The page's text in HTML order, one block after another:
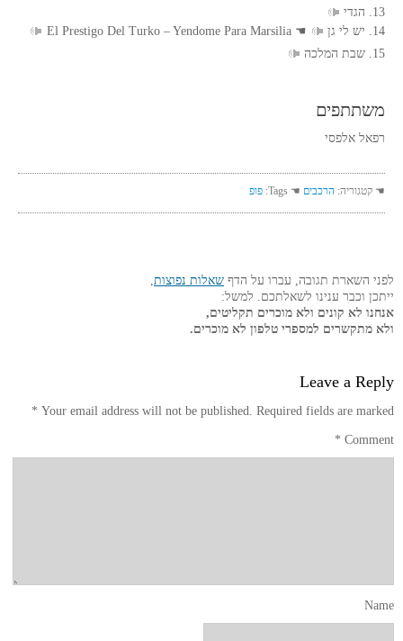
13. הגדי
14. יש לי גן
☚
15. שבת המלכה
משתתפים
רפאל אלפסי
☚ קטגוריה: הרכבים ☚ Tags: פופ
לפני השארת תגובה, עברו על הדף שאלות נפוצות,
ייתכן וכבר ענינו לשאלתכם. למשל:
אנחנו לא קונים ולא מוכרים תקליטים,
ולא מתקשרים למספרי טלפון לא מוכרים.
Leave a Reply
Your email address will not be published. Required fields are marked
*
Comment
*
Name